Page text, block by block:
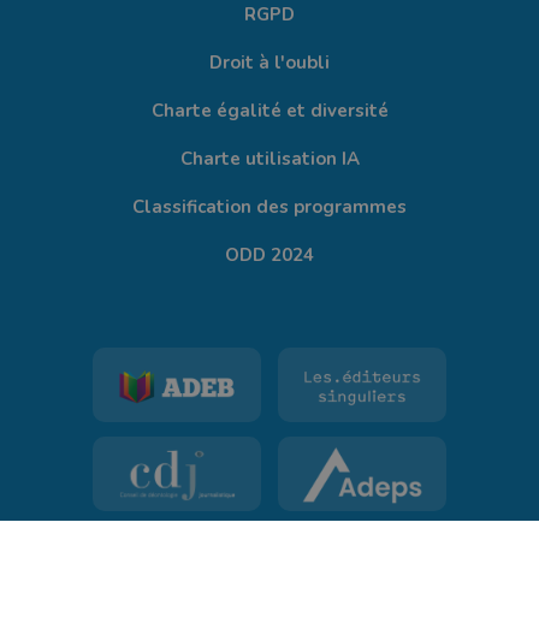
RGPD
Droit à l'oubli
Charte égalité et diversité
Charte utilisation IA
Classification des programmes
ODD 2024